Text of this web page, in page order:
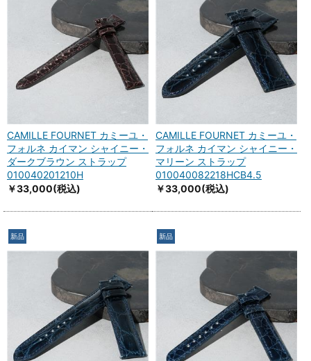
CAMILLE FOURNET カミーユ・
フォルネ カイマン シャイニー・
ダークブラウン ストラップ
010040201210H
￥33,000(税込)
CAMILLE FOURNET カミーユ・
フォルネ カイマン シャイニー・
マリーン ストラップ
010040082218HCB4.5
￥33,000(税込)
新品 新品